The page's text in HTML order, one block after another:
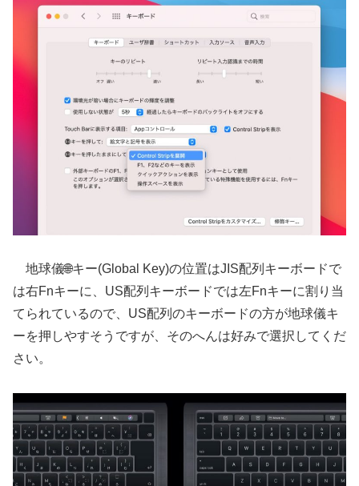
地球儀🌐キー(Global Key)の位置はJIS配列キーボードで
は右Fnキーに、US配列キーボードでは左Fnキーに割り当
てられているので、US配列のキーボードの方が地球儀キ
ーを押しやすそうですが、そのへんは好みで選択してくだ
さい。